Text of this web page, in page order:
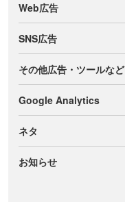
Web広告
SNS広告
その他広告・ツールなど
Google Analytics
ネタ
お知らせ